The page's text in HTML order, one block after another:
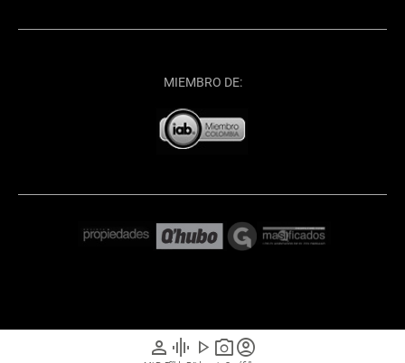
person graphic_eq play_arrow photo_cameraaccount_circle
MIEMBRO DE: